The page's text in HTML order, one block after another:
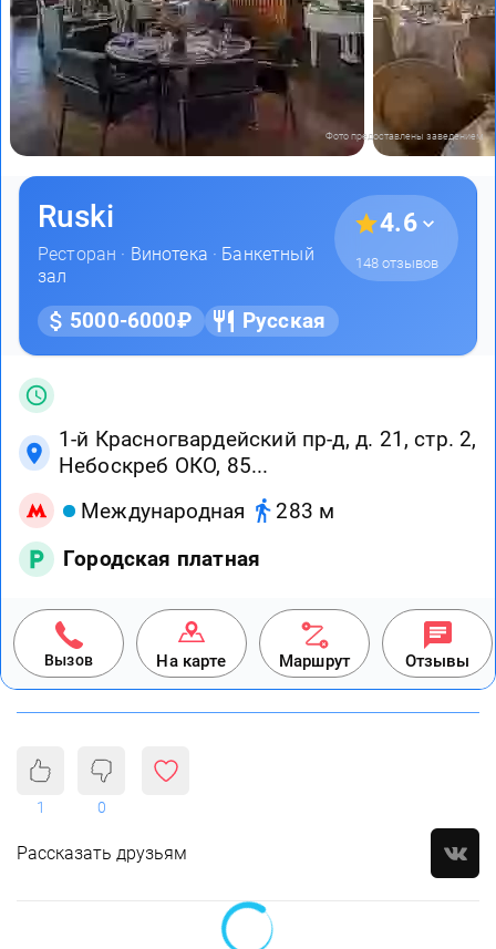
Фото предоставлены заведением
Ruski
Ресторан · Винотека · Банкетный
зал
4.6
148 отзывов
5000-6000₽ Русская
1-й Красногвардейский пр-д, д. 21, стр. 2,
Небоскреб ОКО, 85...
Международная
283 м
Городская платная
Вызов На карте Маршрут Отзывы
1 0
Рассказать друзьям